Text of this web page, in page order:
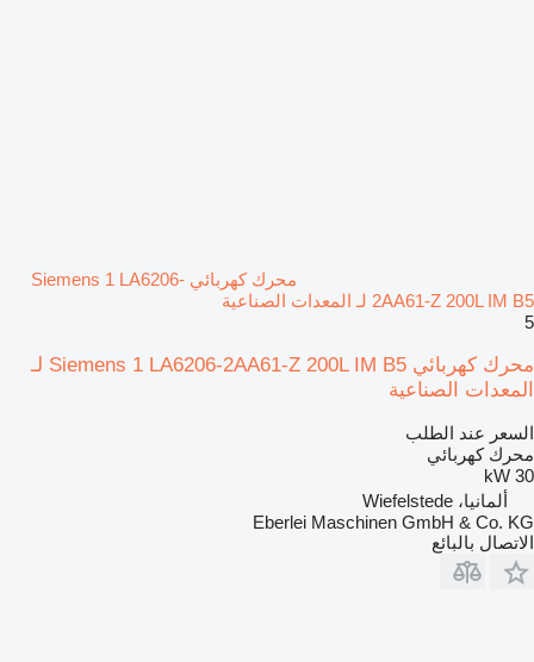
محرك كهربائي Siemens 1 LA6206-
2AA61-Z 200L IM B5 لـ المعدات الصناعية
5
محرك كهربائي Siemens 1 LA6206-2AA61-Z 200L IM B5 لـ
المعدات الصناعية
السعر عند الطلب
محرك كهربائي
30 kW
ألمانيا، Wiefelstede
Eberlei Maschinen GmbH & Co. KG
الاتصال بالبائع